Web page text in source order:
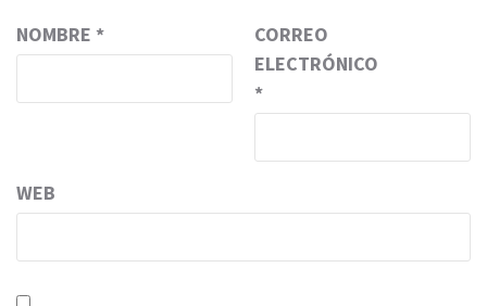
NOMBRE *
CORREO
ELECTRÓNICO
*
WEB